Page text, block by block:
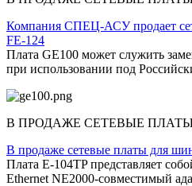
Компания СПЕЦ-АСУ продает
FE-124
Плата GE100 может служить
при использовании под
В ПРОДАЖЕ СЕТЕВЫЕ
В продаже сетевые платы для
Плата E-104TP представляет
Ethernet NE2000-совместимый